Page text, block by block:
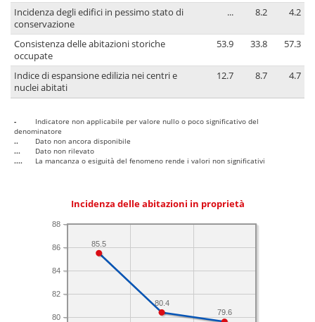
Incidenza degli edifici in pessimo stato di
conservazione
... 8.2 4.2
Consistenza delle abitazioni storiche
occupate
53.9 33.8 57.3
Indice di espansione edilizia nei centri e
nuclei abitati
12.7 8.7 4.7
-
Indicatore non applicabile per valore nullo o poco significativo del
denominatore
..
Dato non ancora disponibile
...
Dato non rilevato
....
La mancanza o esiguità del fenomeno rende i valori non significativi
Incidenza delle abitazioni in proprietà
80
82
84
86
88
79.6
80.4
85.5